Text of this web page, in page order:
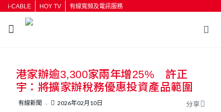
i-CABLE HOY TV 有線寬頻及電訊服務
按輸入鍵開始搜尋
港家辦逾3,300家兩年增25% 許正
宇：將擴家辦稅務優惠投資產品範圍
有線新聞 2026年02月10日 分享